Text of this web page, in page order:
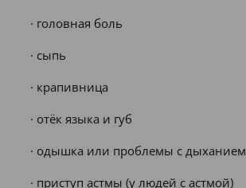
· головная боль
· сыпь
· крапивница
· отёк языка и губ
· одышка или проблемы с дыханием
· приступ астмы (у людей с астмой)